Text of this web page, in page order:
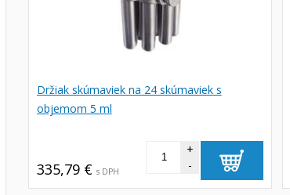
Držiak skúmaviek na 24 skúmaviek s
objemom 5 ml
335,79 € s DPH -
+